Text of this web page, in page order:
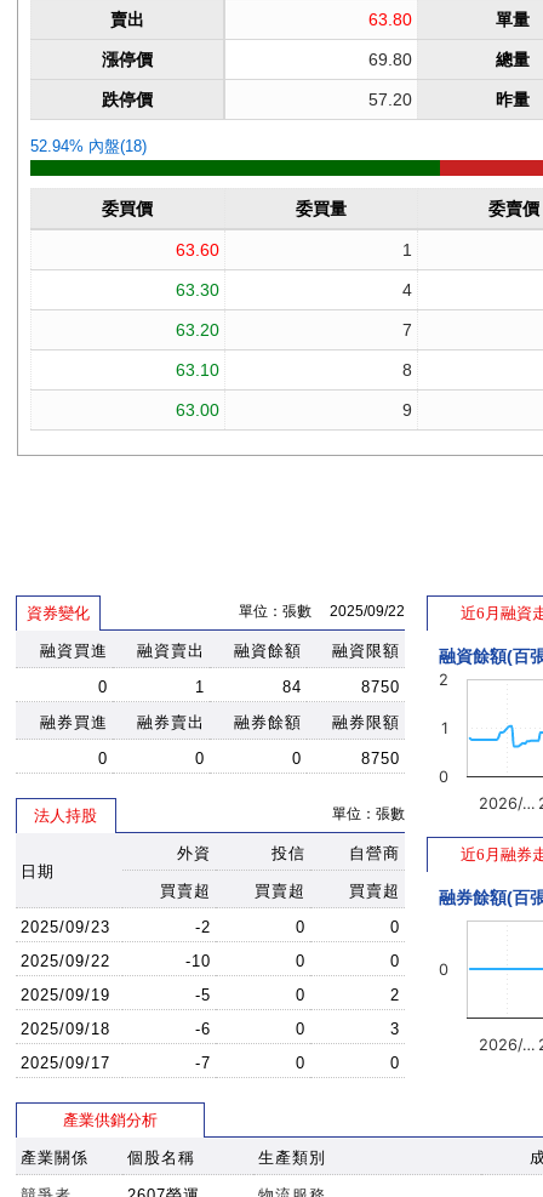
資券變化 單位：張數 2025/09/22
融資買進 融資賣出 融資餘額
融資限額
0
1 84
8750
融券買進
融券賣出 融券餘額
融券限額
0
0 0 8750
法人持股 單位：張數
日期
外資 投信 自營商
買賣超 買賣超
買賣超
2025/09/23
-2 0
0
2025/09/22
-10 0
0
2025/09/19
-5 0
2
2025/09/18
-6 0
3
2025/09/17
-7 0 0
近6月融資
融資餘額(百
2026/…
0
1
2
近6月融券
融券餘額(百
2026/…
0
產業供銷分析
產業關係 個股名稱 生產類別